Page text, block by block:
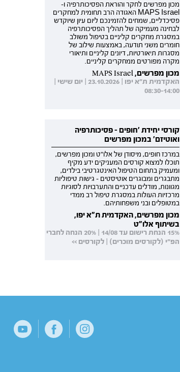
מכון מפרשים לחקר והוראת הפסיכותרפיה ו-
MAPS Israel האגודה הרב תחומית למחקרים
פסיכדליים, שמחים להזמינכם ליום עיון שיוקדש
לבחינה מעמיקה של תהליך הפסיכותרפיה
במסגרת מחקרים קליניים בטיפול משולב
חומרים משני תודעה, באמצעות שילוב של
מסגרות תיאורטיות, דיונים קליניים ותיאורי
מקרה מפורטים ממחקרים קליניים.
מכון מפרשים, MAPS Israel
האקדמית ת"א יפו | 23.10.2026 | יום שישי |
08:30-14:00
קורסי יחידת 'חופים - פסיכותרפיה
ואוטיזם' במכון מפרשים
במרכז חופים, מיסודן של אלו"ט ומכון מפרשים,
תוכלו למצוא קורסים המעניקים ידע מקיף
ומעמיק בתחום הטיפול האינטגרטיבי בילדים,
מתבגרים ומבוגרים אוטיסטים - גישות טיפוליות
מגוונות, מודלים עדכניים והתערבויות לסוגיות
מרכזיות העולות במסגרת טיפול רב ממדי
במטופלים ובני משפחותיהם.
מכון מפרשים, האקדמית ת"א יפו,
בשיתוף אלו"ט
15% הנחת רישום עד 14/08 | 20% הנחה לחברי
הפ"י (לקורסים מוכרים) | לקורסים >>